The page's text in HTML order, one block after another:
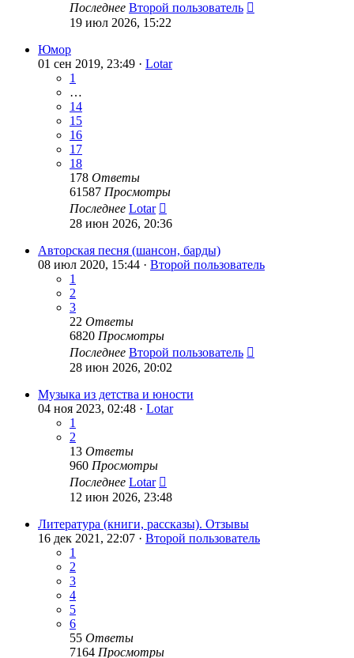
Последнее Второй пользователь
19 июл 2026, 15:22
Юмор
01 сен 2019, 23:49 · Lotar
1
…
14
15
16
17
18
178 Ответы
61587 Просмотры
Последнее Lotar
28 июн 2026, 20:36
Авторская песня (шансон, барды)
08 июл 2020, 15:44 · Второй пользователь
1
2
3
22 Ответы
6820 Просмотры
Последнее Второй пользователь
28 июн 2026, 20:02
Музыка из детства и юности
04 ноя 2023, 02:48 · Lotar
1
2
13 Ответы
960 Просмотры
Последнее Lotar
12 июн 2026, 23:48
Литература (книги, рассказы). Отзывы
16 дек 2021, 22:07 · Второй пользователь
1
2
3
4
5
6
55 Ответы
7164 Просмотры